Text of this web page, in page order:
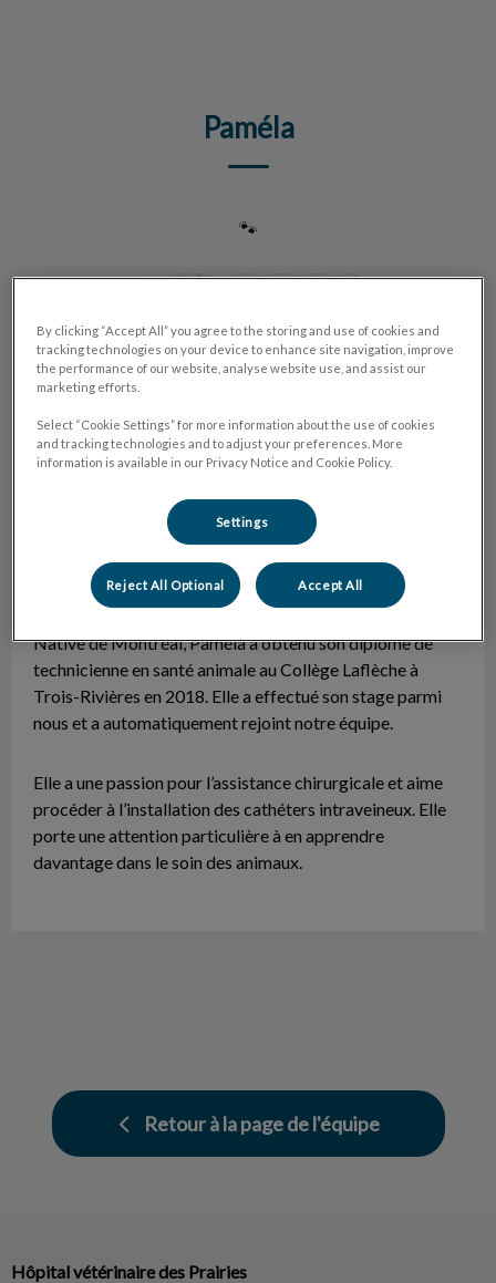
Paméla
🐾
PamélaTechnicienne en santé animale
Native de Montréal, Paméla a obtenu son diplôme de
technicienne en santé animale au Collège Laflèche à
Trois-Rivières en 2018. Elle a effectué son stage parmi
nous et a automatiquement rejoint notre équipe.
Elle a une passion pour l’assistance chirurgicale et aime
procéder à l’installation des cathéters intraveineux. Elle
porte une attention particulière à en apprendre
davantage dans le soin des animaux.
Retour à la page de l'équipe
Hôpital vétérinaire des Prairies
By clicking “Accept All” you agree to the storing and use of cookies and
tracking technologies on your device to enhance site navigation, improve
the performance of our website, analyse website use, and assist our
marketing efforts.
Select “Cookie Settings” for more information about the use of cookies
and tracking technologies and to adjust your preferences. More
information is available in our Privacy Notice and Cookie Policy.
Settings
Reject All Optional Accept All